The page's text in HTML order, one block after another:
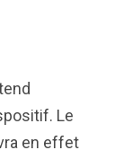
Le
en effet